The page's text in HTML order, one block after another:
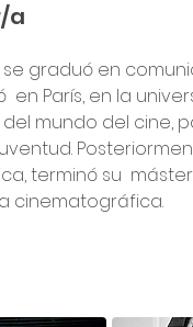
a
graduó en
en París, en la
mundo del cine,
terminó su
cinematográfica.